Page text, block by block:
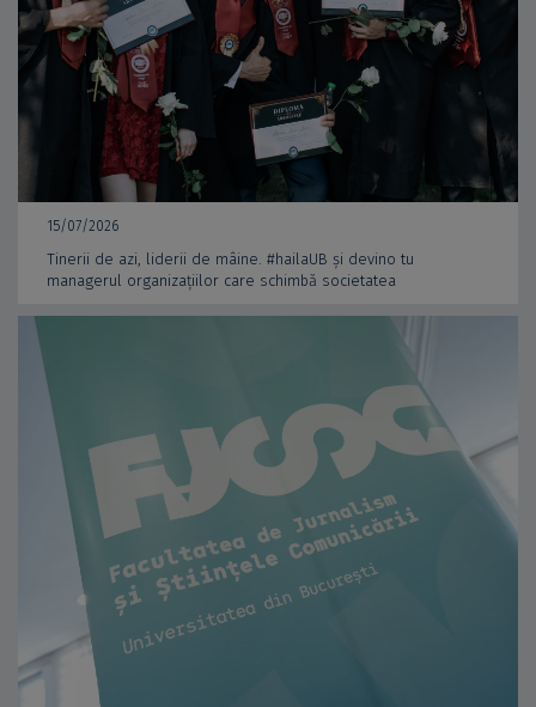
15/07/2026
Tinerii de azi, liderii de mâine. #hailaUB și devino tu
managerul organizațiilor care schimbă societatea